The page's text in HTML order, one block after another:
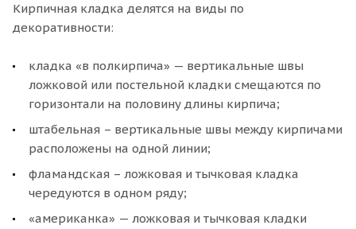
Кирпичная кладка делятся на виды по
декоративности:
кладка «в полкирпича» — вертикальные швы
ложковой или постельной кладки смещаются по
горизонтали на половину длины кирпича;
штабельная – вертикальные швы между кирпичами
расположены на одной линии;
фламандская – ложковая и тычковая кладка
чередуются в одном ряду;
«американка» — ложковая и тычковая кладки